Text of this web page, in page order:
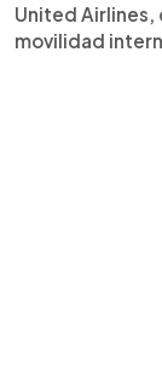
United Airlines,
movilidad